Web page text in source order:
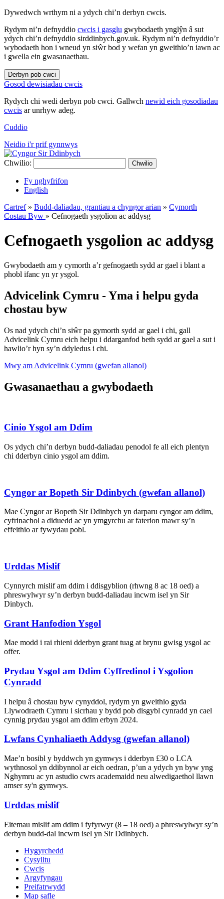
Dywedwch wrthym ni a ydych chi’n derbyn cwcis.
Rydym ni’n defnyddio cwcis i gasglu gwybodaeth ynglŷn â sut
ydych chi’n defnyddio sirddinbych.gov.uk. Rydym ni’n defnyddio’r
wybodaeth hon i wneud yn siŵr bod y wefan yn gweithio’n iawn ac
i gwella ein gwasanaethau.
Derbyn pob cwci
Gosod dewisiadau cwcis
Rydych chi wedi derbyn pob cwci. Gallwch newid eich gosodiadau
cwcis ar unrhyw adeg.
Cuddio
Neidio i'r prif gynnwys
Chwilio: Chwilio
Fy nghyfrifon
English
Cartref» Budd-daliadau, grantiau a chyngor arian » Cymorth
Costau Byw » Cefnogaeth ysgolion ac addysg
Cefnogaeth ysgolion ac addysg
Gwybodaeth am y cymorth a’r gefnogaeth sydd ar gael i blant a
phobl ifanc yn yr ysgol.
Advicelink Cymru - Yma i helpu gyda
chostau byw
Os nad ydych chi’n siŵr pa gymorth sydd ar gael i chi, gall
Advicelink Cymru eich helpu i ddarganfod beth sydd ar gael a sut i
hawlio’r hyn sy’n ddyledus i chi.
Mwy am Advicelink Cymru (gwefan allanol)
Gwasanaethau a gwybodaeth
Cinio Ysgol am Ddim
Os ydych chi’n derbyn budd-daliadau penodol fe all eich plentyn
chi dderbyn cinio ysgol am ddim.
Cyngor ar Bopeth Sir Ddinbych (gwefan allanol)
Mae Cyngor ar Bopeth Sir Ddinbych yn darparu cyngor am ddim,
cyfrinachol a diduedd ac yn ymgyrchu ar faterion mawr sy’n
effeithio ar fywydau pobl.
Urddas Mislif
Cynnyrch mislif am ddim i ddisgyblion (rhwng 8 ac 18 oed) a
phreswylwyr sy’n derbyn budd-daliadau incwm isel yn Sir
Dinbych.
Grant Hanfodion Ysgol
Mae modd i rai rhieni dderbyn grant tuag at brynu gwisg ysgol ac
offer.
Prydau Ysgol am Ddim Cyffredinol i Ysgolion
Cynradd
I helpu â chostau byw cynyddol, rydym yn gweithio gyda
Llywodraeth Cymru i sicrhau y bydd pob disgybl cynradd yn cael
cynnig prydau ysgol am ddim erbyn 2024.
Lwfans Cynhaliaeth Addysg (gwefan allanol)
Mae’n bosibl y byddwch yn gymwys i dderbyn £30 o LCA
wythnosol yn ddibynnol ar eich oedran, p’un a ydych yn byw yng
Nghymru ac yn astudio cwrs academaidd neu alwedigaethol llawn
amser sy'n gymwys.
Urddas mislif
Eitemau mislif am ddim i fyfyrwyr (8 – 18 oed) a phreswylwyr sy’n
derbyn budd-dal incwm isel yn Sir Ddinbych.
Hygyrchedd
Cysylltu
Cwcis
Argyfyngau
Preifatrwydd
Map safle